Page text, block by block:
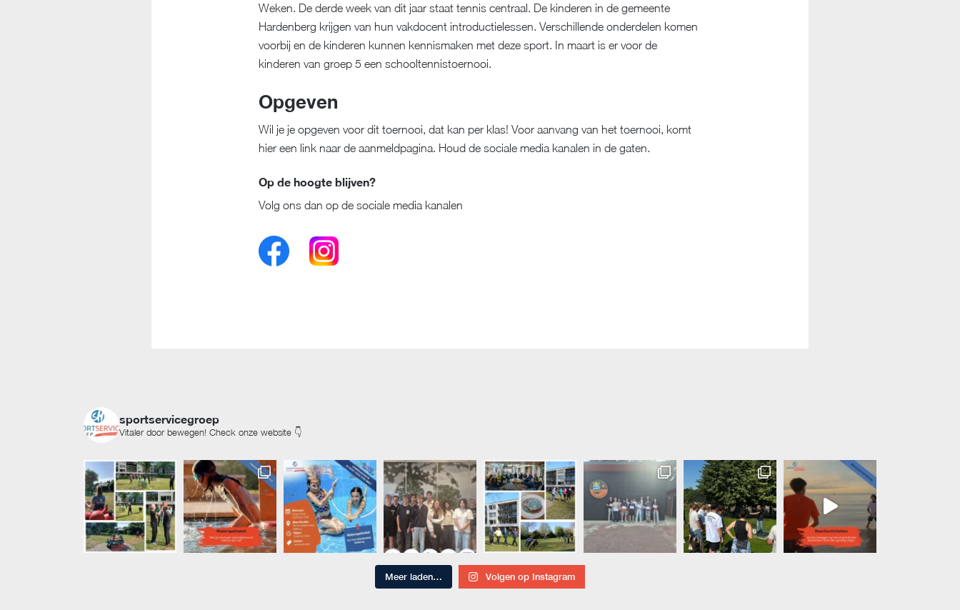
Weken. De derde week van dit jaar staat tennis centraal. De kinderen in de gemeente
Hardenberg krijgen van hun vakdocent introductielessen. Verschillende onderdelen komen
voorbij en de kinderen kunnen kennismaken met deze sport. In maart is er voor de
kinderen van groep 5 een schooltennistoernooi.
Opgeven
Wil je je opgeven voor dit toernooi, dat kan per klas! Voor aanvang van het toernooi, komt
hier een link naar de aanmeldpagina. Houd de sociale media kanalen in de gaten.
Op de hoogte blijven?
Volg ons dan op de sociale media kanalen
sportservicegroep
Vitaler door bewegen! Check onze website 👇
Meer laden… Volgen op Instagram